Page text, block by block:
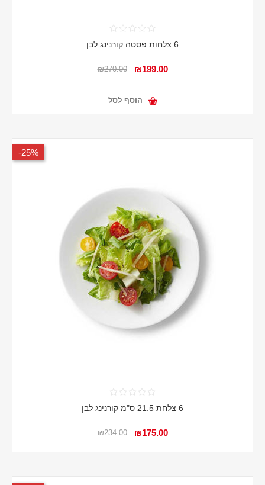
6 צלחות פסטה קורנינג לבן
₪199.00
₪270.00
הוסף לסל
25%-
6 צלחת 21.5 ס"מ קורנינג לבן
₪175.00
₪234.00